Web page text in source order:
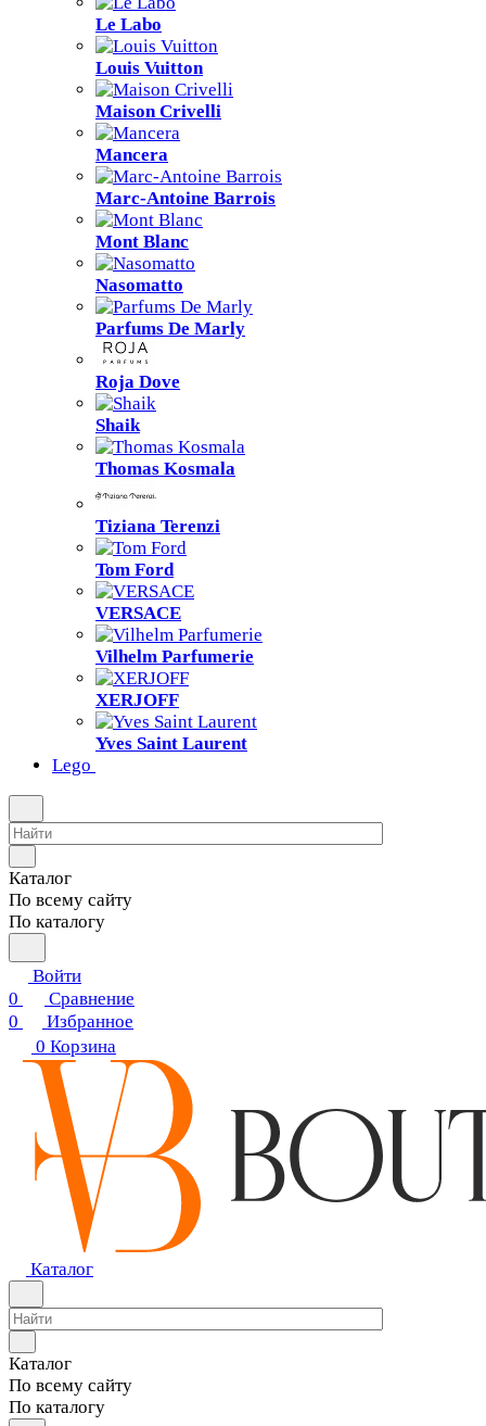
Le Labo
Louis Vuitton
Maison Crivelli
Mancera
Marc-Antoine Barrois
Mont Blanc
Nasomatto
Parfums De Marly
Roja Dove
Shaik
Thomas Kosmala
Tiziana Terenzi
Tom Ford
VERSACE
Vilhelm Parfumerie
XERJOFF
Yves Saint Laurent
Lego
Каталог
По всему сайту
По каталогу
Войти
0
Сравнение
0
Избранное
0 Корзина
Каталог
Каталог
По всему сайту
По каталогу